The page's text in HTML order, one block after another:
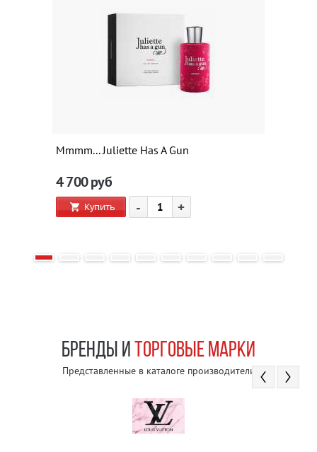
Mmmm... Juliette Has A Gun
4 700руб
Купить - +
БРЕНДЫ И ТОРГОВЫЕ МАРКИ
Представленные в каталоге производители